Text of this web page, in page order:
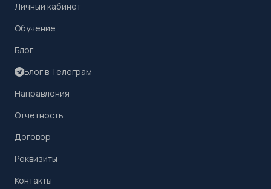
Личный кабинет
Обучение
Блог
Блог в Телеграм
Направления
Отчетность
Договор
Реквизиты
Контакты